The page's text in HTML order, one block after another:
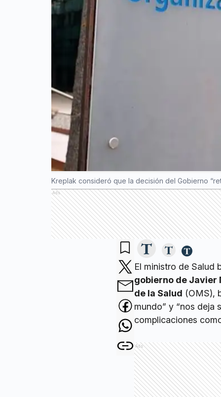
Kreplak consideró que la decisión del Gobierno
Ads
El ministro de Salud
gobierno de Javier
de la Salud (OMS),
mundo” y “nos deja
complicaciones
Ads